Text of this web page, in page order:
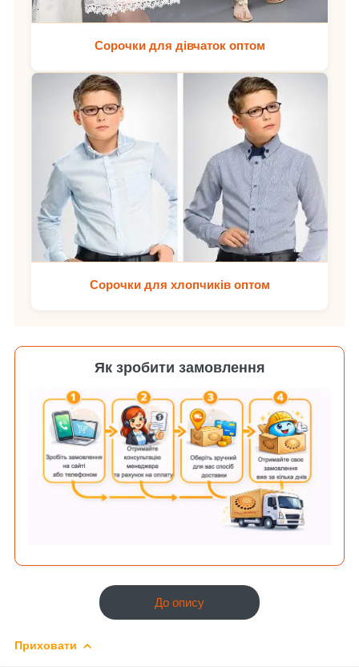
Сорочки для дівчаток оптом
Сорочки для хлопчиків оптом
Як зробити замовлення
До опису
Приховати